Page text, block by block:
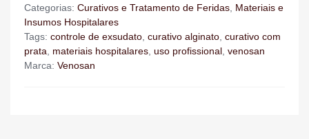
Categorias: Curativos e Tratamento de Feridas, Materiais e
Insumos Hospitalares
Tags: controle de exsudato, curativo alginato, curativo com
prata, materiais hospitalares, uso profissional, venosan
Marca: Venosan